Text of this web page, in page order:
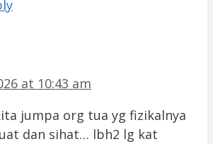
at 10:43 am
jumpa org tua yg fizikalnya
dan sihat… lbh2 lg kat